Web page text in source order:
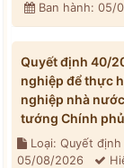
Ban hành: 05/
Quyết định 40/
nghiệp để thực
nghiệp nhà
tướng Chính
Loại: Quyết định
05/08/2026